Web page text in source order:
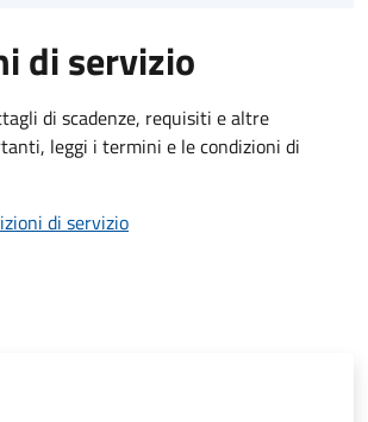
di servizio
di scadenze, requisiti e altre
leggi i termini e le condizioni di
di servizio